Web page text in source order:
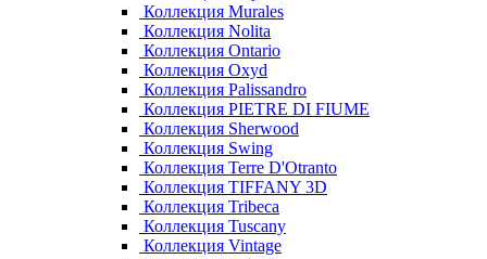
Коллекция Murales
Коллекция Nolita
Коллекция Ontario
Коллекция Oxyd
Коллекция Palissandro
Коллекция PIETRE DI FIUME
Коллекция Sherwood
Коллекция Swing
Коллекция Terre D'Otranto
Коллекция TIFFANY 3D
Коллекция Tribeca
Коллекция Tuscany
Коллекция Vintage